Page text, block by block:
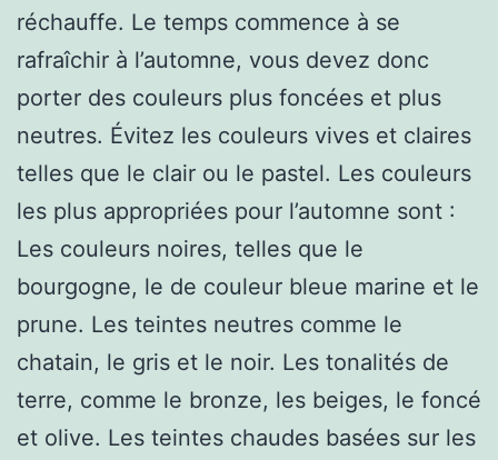
réchauffe. Le temps commence à se
rafraîchir à l’automne, vous devez donc
porter des couleurs plus foncées et plus
neutres. Évitez les couleurs vives et claires
telles que le clair ou le pastel. Les couleurs
les plus appropriées pour l’automne sont :
Les couleurs noires, telles que le
bourgogne, le de couleur bleue marine et le
prune. Les teintes neutres comme le
chatain, le gris et le noir. Les tonalités de
terre, comme le bronze, les beiges, le foncé
et olive. Les teintes chaudes basées sur les